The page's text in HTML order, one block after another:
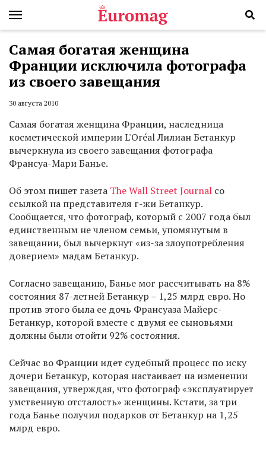
Самая богатая женщина
Франции исключила фотографа
из своего завещания
30 августа 2010
Самая богатая женщина Франции, наследница
косметической империи L'Oréal Лилиан Бетанкур
вычеркнула из своего завещания фотографа
Франсуа-Мари Банье.
Об этом пишет газета The Wall Street Journal со
ссылкой на представителя г-жи Бетанкур.
Сообщается, что фотограф, который с 2007 года был
единственным не членом семьи, упомянутым в
завещании, был вычеркнут «из-за злоупотребления
доверием» мадам Бетанкур.
Согласно завещанию, Банье мог рассчитывать на 8%
состояния 87-летней Бетанкур – 1,25 млрд евро. Но
против этого была ее дочь Франсуаза Майерс-
Бетанкур, которой вместе с двумя ее сыновьями
должны были отойти 92% состояния.
Сейчас во Франции идет судебный процесс по иску
дочери Бетанкур, которая настаивает на изменении
завещания, утверждая, что фотограф «эксплуатирует
умственную отсталость» женщины. Кстати, за три
года Банье получил подарков от Бетанкур на 1,25
млрд евро.